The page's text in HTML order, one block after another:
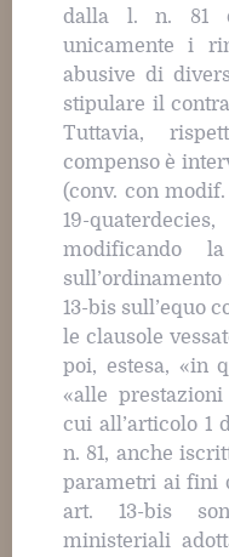
dalla l. n. 81
unicamente i
abusive di
stipulare il
Tuttavia,
compenso è
(conv. con modif.
19-
modificando
13-bis sull’equo
le clausole
poi, estesa, «in
«alle
cui all’articolo 1
n. 81, anche
parametri ai fini
art. 13-bis
ministeriali